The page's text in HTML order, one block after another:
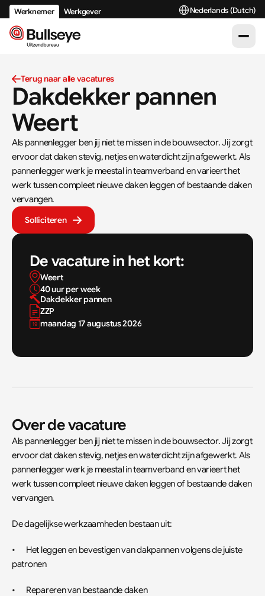
Terug naar alle vacatures
Dakdekker pannen
Weert
Als pannenlegger ben jij niet te missen in de bouwsector. Jij zorgt
ervoor dat daken stevig, netjes en waterdicht zijn afgewerkt. Als
pannenlegger werk je meestal in teamverband en varieert het
werk tussen compleet nieuwe daken leggen of bestaande daken
vervangen.
Solliciteren
De vacature in het kort:
Weert
40 uur per week
Dakdekker pannen
ZZP
maandag 17 augustus 2026
Over de vacature
Als pannenlegger ben jij niet te missen in de bouwsector. Jij zorgt
ervoor dat daken stevig, netjes en waterdicht zijn afgewerkt. Als
pannenlegger werk je meestal in teamverband en varieert het
werk tussen compleet nieuwe daken leggen of bestaande daken
vervangen.
De dagelijkse werkzaamheden bestaan uit:
•	Het leggen en bevestigen van dakpannen volgens de juiste
patronen
•	Repareren van bestaande daken
Werknemer Werkgever Select Language
Nederlands (Dutch)